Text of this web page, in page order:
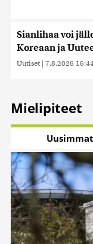
Sianlihaa voi
Koreaan ja
Uutiset | 7.8.2026
Mielipiteet
Uusimmat